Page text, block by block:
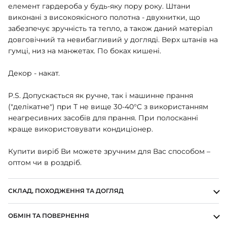
елемент гардероба у будь-яку пору року. Штани
виконані з високоякісного полотна - двухнитки, що
забезпечує зручність та тепло, а також даний матеріал
довговічний та невибагливий у догляді. Верх штанів на
гумці, низ на манжетах. По боках кишені.
Декор - накат.
P.S. Допускається як ручне, так і машинне прання
("делікатне") при Т не вище 30-40°C з використанням
неагресивних засобів для прання. При полосканні
краще використовувати кондиціонер.
Купити виріб Ви можете зручним для Вас способом –
оптом чи в роздріб.
СКЛАД, ПОХОДЖЕННЯ ТА ДОГЛЯД
ОБМІН ТА ПОВЕРНЕННЯ
ШАПОЧКИ
ШТАНЦІ
ПОВЗУНКИ